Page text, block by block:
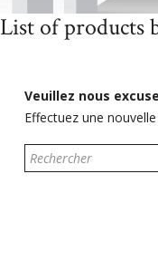
Accueil Marques
List of products
Veuillez nous
Effectuez une